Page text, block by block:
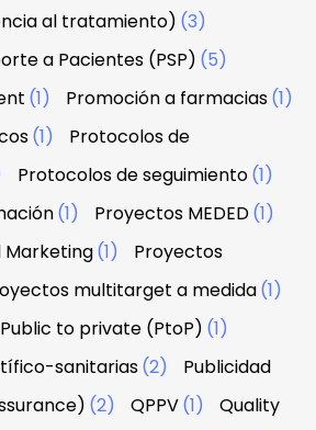
al tratamiento) (3)
a Pacientes (PSP) (5)
(1) Promoción a farmacias(1)
(1)
Protocolos de
Protocolos de seguimiento(1)
(1) Proyectos MEDED(1)
Marketing(1)
Proyectos
multitarget a medida(1)
Public to private (PtoP) (1)
sanitarias(2)
Publicidad
(2) QPPV(1)
Quality